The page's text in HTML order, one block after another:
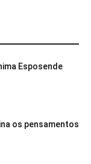
Esposende
os pensamentos